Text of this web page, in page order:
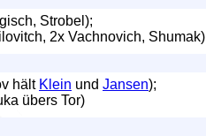
Strobel);
2x Vachnovich, Shumak)
hält Klein und Jansen);
übers Tor)